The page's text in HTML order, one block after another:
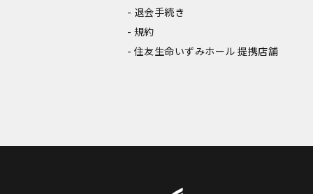
退会手続き
規約
住友生命いずみホール 提携店舗